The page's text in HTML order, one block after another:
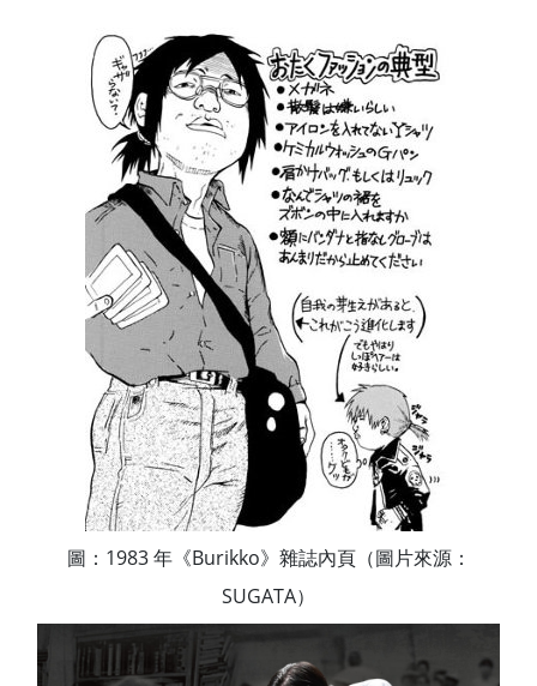
圖：1983 年《Burikko》雜誌內頁（圖片來源：
SUGATA）